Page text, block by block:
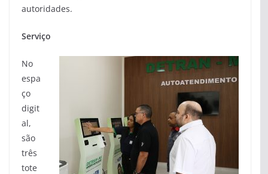
autoridades.
Serviço
No
espa
ço
digit
al,
são
três
tote